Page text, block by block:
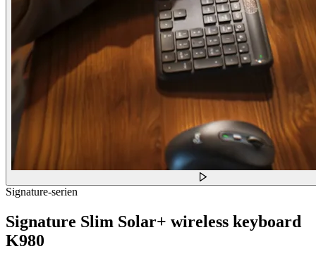
Signature-serien
Signature Slim Solar+ wireless keyboard
K980